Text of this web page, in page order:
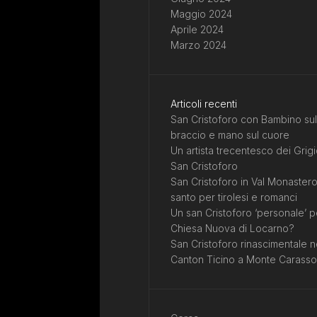
Maggio 2024
Aprile 2024
Marzo 2024
Articoli recenti
San Cristoforo con Bambino sul
braccio e mano sul cuore
Un artista trecentesco dei
San Cristoforo
San Cristoforo in Val
santo per tirolesi e romanci
Un san Cristoforo ‘personale’
Chiesa Nuova di Locarno?
San Cristoforo rinascimentale
Canton Ticino a Monte Carasso